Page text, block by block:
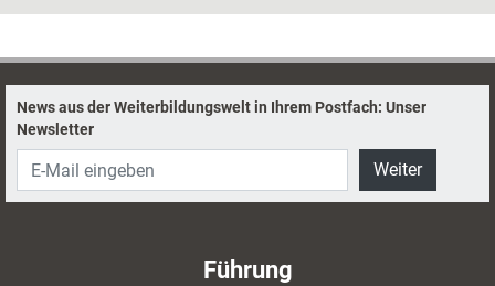
News aus der Weiterbildungswelt in Ihrem Postfach: Unser
Newsletter
Weiter
Führung